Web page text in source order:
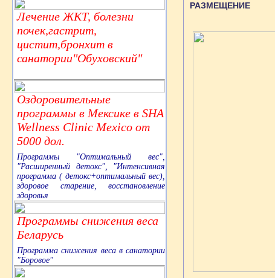
Лечение ЖКТ, болезни
почек,гастрит,
цистит,бронхит в
санатории"Обуховский"
Оздоровительные
программы в Мексике в SHA
Wellness Clinic Mexico от
5000 дол.
Программы "Оптимальный вес",
"Расширенный детокс", "Интенсивная
программа ( детокс+оптимальный вес),
здоровое старение, восстановление
здоровья
Программы снижения веса
Беларусь
Программа снижения веса в санатории
"Боровое"
РАЗМЕЩЕНИЕ